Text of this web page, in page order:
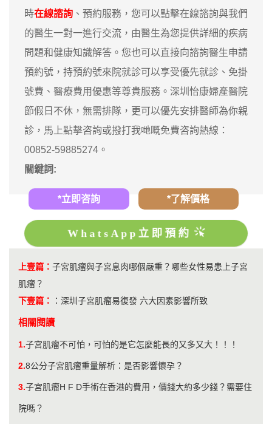
時在線諮詢 、預約服務，您可以點擊在線諮詢與我們
的醫生一對一進行交流，由醫生為您提供詳細的疾病
問題和健康知識解答。您也可以直接向諮詢醫生申請
預約號，持預約號來院就診可以享受優先就診、免掛
號費、醫療費用優惠等尊貴服務。深圳怡康婦產醫院
節假日不休，無需排隊，更可以優先安排醫師為你親
診，馬上點擊咨詢或撥打我哋嘅免費咨詢熱線：
00852-59885274。
關鍵詞:
*立即咨詢 *了解價格
WhatsApp立即預約
上壹篇： 子宮肌瘤與子宮息肉哪個嚴重？哪些女性易患上子宮
肌瘤？
下壹篇：
： 深圳子宮肌瘤易復發 六大因素影響所致
相關閱讀
1.子宮肌瘤不可怕，可怕的是它怎麼能長的又多又大！！！
2.8公分子宮肌瘤重量解析：是否影響懷孕？
3.子宮肌瘤H F D手術在香港的費用，價錢大約多少錢？需要住
院嗎？